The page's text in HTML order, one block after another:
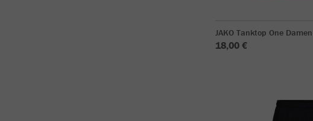
JAKO Tanktop One Damen
18,00 €